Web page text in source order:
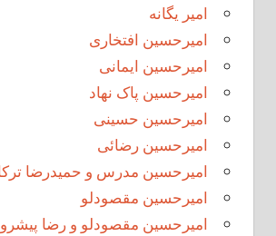
امیر یگانه
امیرحسین افتخاری
امیرحسین ایمانی
امیرحسین پاک نهاد
امیرحسین حسینی
امیرحسین رضائی
امیرحسین مدرس و حمیدرضا
امیرحسین مقصودلو
امیرحسین مقصودلو و رضا پیشرو